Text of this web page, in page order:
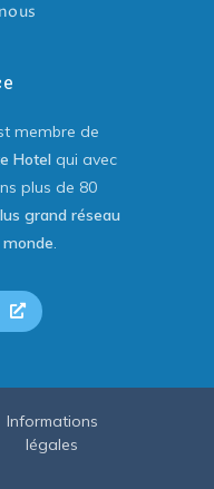
membre de
Hotel qui avec
plus de 80
grand réseau
monde.
Informations
légales